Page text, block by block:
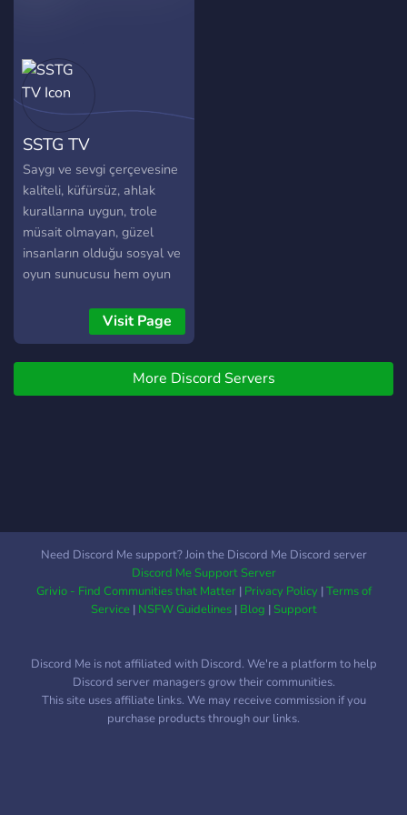
SSTG TV
Saygı ve sevgi çerçevesine
kaliteli, küfürsüz, ahlak
kurallarına uygun, trole
müsait olmayan, güzel
insanların olduğu sosyal ve
oyun sunucusu hem oyun
etmek isteyenler için
buradayız sizleride aramıza
bekleriz.
Visit Page
More Discord Servers
Need Discord Me support? Join the Discord Me Discord server
Discord Me Support Server
Grivio - Find Communities that Matter| Privacy Policy|Terms of
Service| NSFW Guidelines| Blog |Support
Discord Me is not affiliated with Discord. We're a platform to help
Discord server managers grow their communities.
This site uses affiliate links. We may receive commission if you
purchase products through our links.